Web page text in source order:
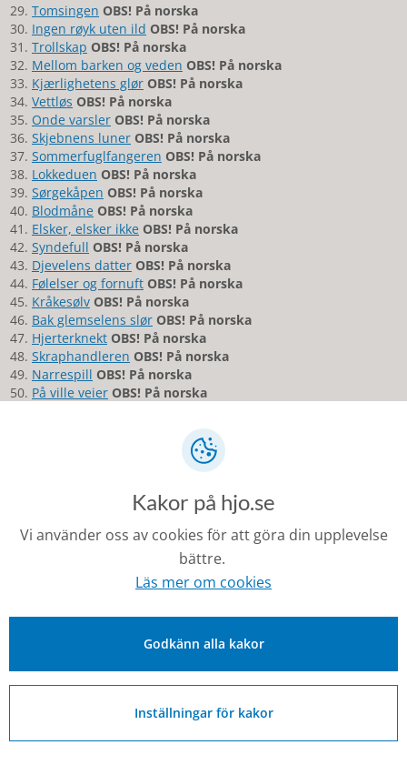
Tomsingen OBS! På norska
Ingen røyk uten ild OBS! På norska
Trollskap OBS! På norska
Mellom barken og veden OBS! På norska
Kjærlighetens glør OBS! På norska
Vettløs OBS! På norska
Onde varsler OBS! På norska
Skjebnens luner OBS! På norska
Sommerfuglfangeren OBS! På norska
Lokkeduen OBS! På norska
Sørgekåpen OBS! På norska
Blodmåne OBS! På norska
Elsker, elsker ikke OBS! På norska
Syndefull OBS! På norska
Djevelens datter OBS! På norska
Følelser og fornuft OBS! På norska
Kråkesølv OBS! På norska
Bak glemselens slør OBS! På norska
Hjerterknekt OBS! På norska
Skraphandleren OBS! På norska
Narrespill OBS! På norska
På ville veier OBS! På norska
OBS! På norska
OBS! På norska
BS! På norsk
Farlige hemmeligheter OBS! På norska
Dit lykken bringer OBS! På norska
OBS! På norska
OBS! På norska
OBS! På norska
Klarälvens dronning OBS! På norska
Hjerter i brann OBS! På norska
OBS! På norska
Livets gang OBS! På norska
Kakor på hjo.se
Vi använder oss av cookies för att göra din upplevelse
bättre.
Läs mer om cookies
Godkänn alla kakor
Inställningar för kakor